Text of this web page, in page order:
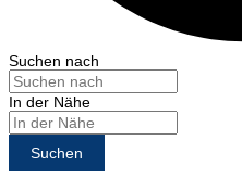
Suchen nach
In der Nähe
Suchen